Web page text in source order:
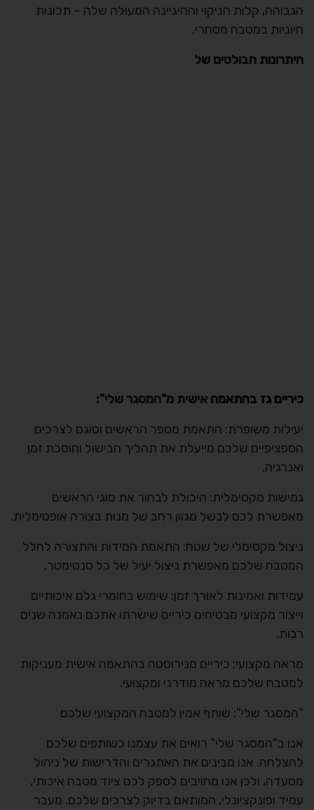
הגבוהה, קלות הניקוי וההיגיינה המעולה שלה – תכונות
חיוניות במטבח מסחרי.
היתרונות הבולטים של
כיריים גז בהתאמה אישית מ"המסגר שלי":
יעילות משופרת: התאמת מספר הראשים וסוגם לצרכים
הספציפיים שלכם מייעלת את תהליך הבישול וחוסכת זמן
ואנרגיה.
גמישות מקסימלית: היכולת לבחור את סוגי הראשים
מאפשרת לכם לבשל מגוון רחב של מנות בצורה אופטימלית.
ניצול מקסימלי של שטח: התאמת המידות והתצורה לחלל
המטבח שלכם מאפשרת ניצול יעיל של כל סנטימטר.
עמידות ואמינות לאורך זמן: שימוש בחומרי גלם איכותיים
וייצור מקצועי מבטיחים כיריים שישרתו אתכם נאמנה שנים
רבות.
מראה מקצועי: כיריים מנירוסטה בהתאמה אישית מעניקות
למטבח שלכם מראה מודרני ומקצועי.
"המסגר שלי": שותף אמין למטבח המקצועי שלכם
אנו ב"המסגר שלי" רואים את עצמנו כשותפים שלכם
להצלחה. אנו מבינים את האתגרים והדרישות של ניהול
מסעדה, ולכן אנו מחויבים לספק לכם ציוד מטבח איכותי,
עמיד ופונקציונלי, המותאם בדיוק לצרכים שלכם. מעבר